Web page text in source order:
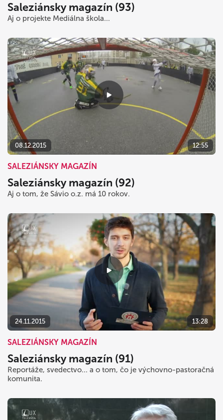
Saleziánsky magazín (93)
Aj o projekte Mediálna škola...
08.12.2015 12:55
SALEZIÁNSKY MAGAZÍN
Saleziánsky magazín (92)
Aj o tom, že Sávio o.z. má 10 rokov.
24.11.2015 13:28
SALEZIÁNSKY MAGAZÍN
Saleziánsky magazín (91)
Reportáže, svedectvo... a o tom, čo je výchovno-pastoračná
komunita.